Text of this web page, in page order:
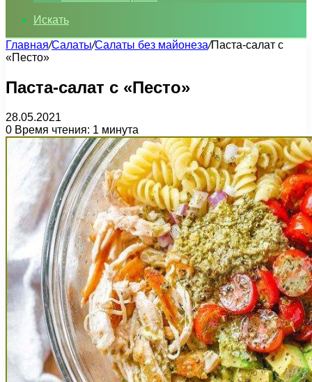
Искать
Главная/Салаты/Салаты без майонеза/Паста-салат с
«Песто»
Паста-салат с «Песто»
28.05.2021
0 Время чтения: 1 минута